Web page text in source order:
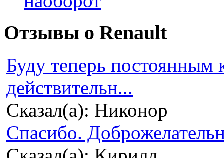
Отзывы о Renault
Буду теперь
действительн...
Сказал(а): Никонор
Спасибо.